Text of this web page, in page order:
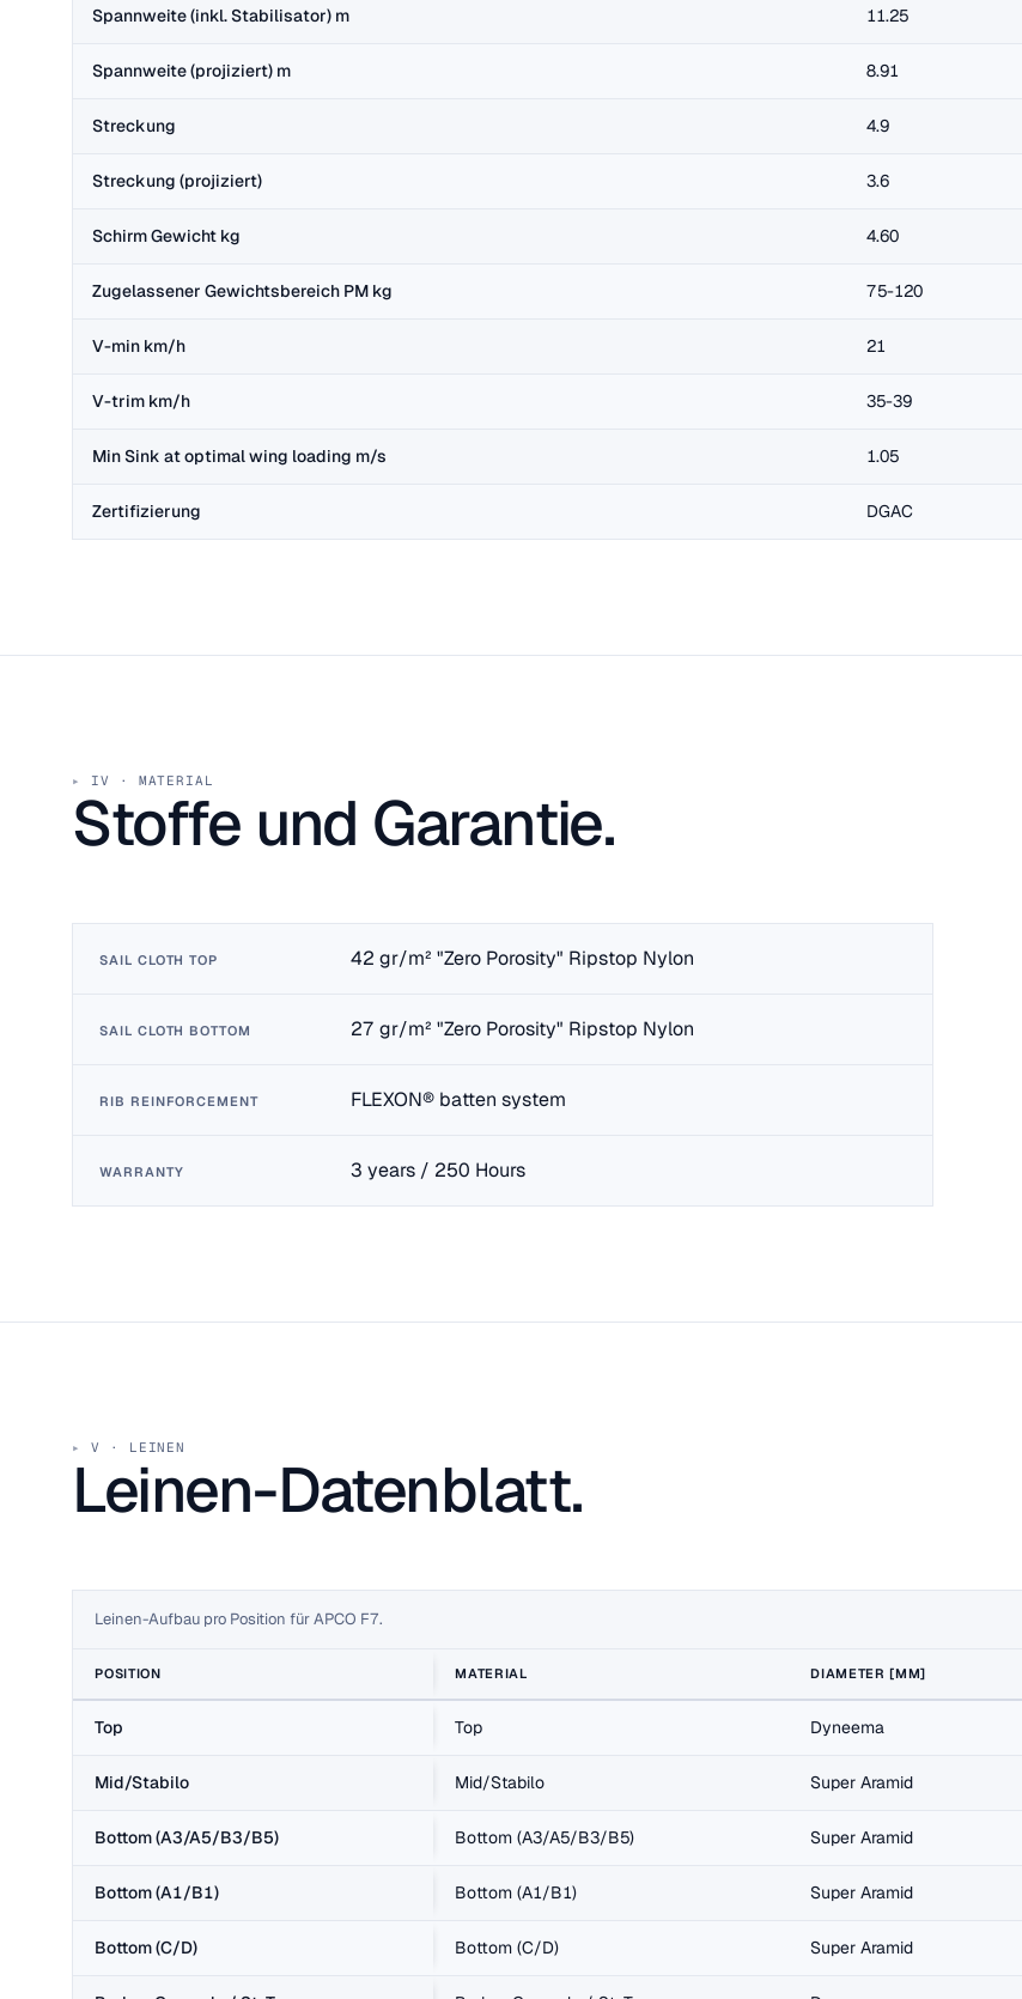
Spannweite (inkl. Stabilisator) m 11.25
Spannweite (projiziert) m 8.91
Streckung 4.9
Streckung (projiziert) 3.6
Schirm Gewicht kg 4.60
Zugelassener Gewichtsbereich PM kg 75-120
V-min km/h 21
V-trim km/h 35-39
Min Sink at optimal wing loading m/s 1.05
Zertifizierung DGAC
IV · MATERIAL
Stoffe und Garantie.
SAIL CLOTH TOP 42 gr/m² "Zero Porosity" Ripstop Nylon
SAIL CLOTH BOTTOM 27 gr/m² "Zero Porosity" Ripstop Nylon
RIB REINFORCEMENT FLEXON® batten system
WARRANTY 3 years / 250 Hours
V · LEINEN
Leinen-Datenblatt.
Leinen-Aufbau pro Position für APCO F7.
POSITION MATERIAL DIAMETER [MM]
Top Top Dyneema
Mid/Stabilo Mid/Stabilo Super Aramid
Bottom (A3/A5/B3/B5) Bottom (A3/A5/B3/B5) Super Aramid
Bottom (A1/B1) Bottom (A1/B1) Super Aramid
Bottom (C/D) Bottom (C/D) Super Aramid